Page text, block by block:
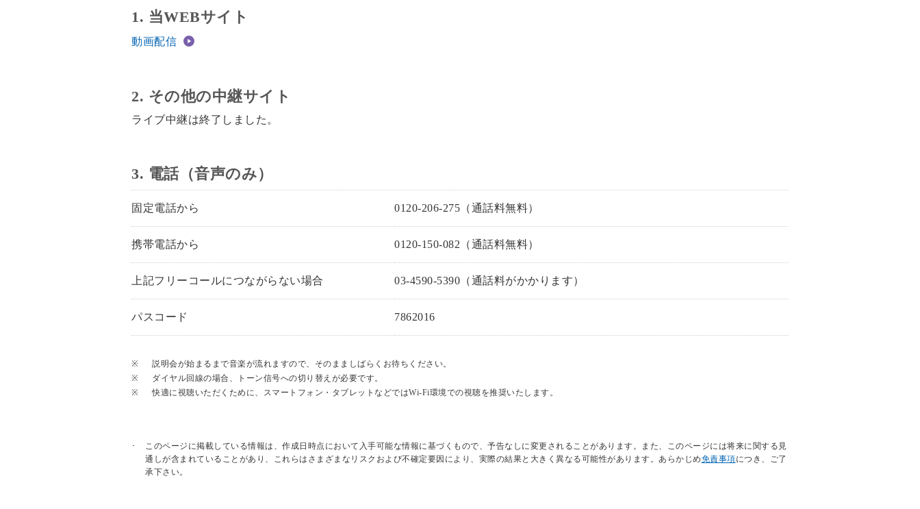
1. 当WEBサイト
動画配信
2. その他の中継サイト
ライブ中継は終了しました。
3. 電話（音声のみ）
固定電話から 0120-206-275（通話料無料）
携帯電話から 0120-150-082（通話料無料）
上記フリーコールにつながらない場合 03-4590-5390（通話料がかかります）
パスコード 7862016
※
説明会が始まるまで音楽が流れますので、そのまましばらくお待ちください。
※
ダイヤル回線の場合、トーン信号への切り替えが必要です。
※
快適に視聴いただくために、スマートフォン・タブレットなどではWi-Fi環境での視聴を推奨いたします。
このページに掲載している情報は、作成日時点において入手可能な情報に基づくもので、予告なしに変更されることがあります。また、このページには将来に関する見
通しが含まれていることがあり、これらはさまざまなリスクおよび不確定要因により、実際の結果と大きく異なる可能性があります。あらかじめ免責事項につき、ご了
承下さい。